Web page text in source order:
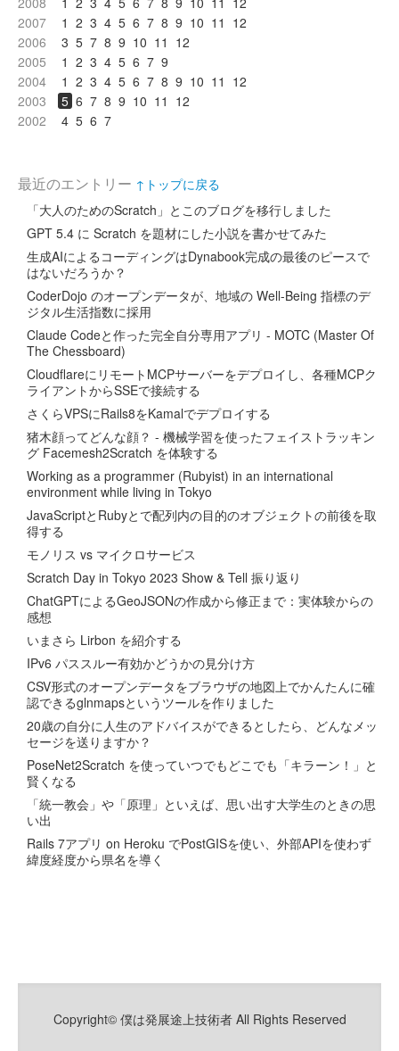
2007
1 2 3 4 5 6 7 8 9 10 11 12
2006
3 5 7 8 9 10 11 12
2005
1 2 3 4 5 6 7 9
2004
1 2 3 4 5 6 7 8 9 10 11 12
2003
5 6 7 8 9 10 11 12
2002
4 5 6 7
最近のエントリー ↑トップに戻る
「大人のためのScratch」とこのブログを移行しました
GPT 5.4 に Scratch を題材にした小説を書かせてみた
生成AIによるコーディングはDynabook完成の最後のピースで
はないだろうか？
CoderDojo のオープンデータが、地域の Well-Being 指標のデ
ジタル生活指数に採用
Claude Codeと作った完全自分専用アプリ - MOTC (Master Of
The Chessboard)
CloudflareにリモートMCPサーバーをデプロイし、各種MCPク
ライアントからSSEで接続する
さくらVPSにRails8をKamalでデプロイする
猪木顔ってどんな顔？ - 機械学習を使ったフェイストラッキン
グ Facemesh2Scratch を体験する
Working as a programmer (Rubyist) in an international
environment while living in Tokyo
JavaScriptとRubyとで配列内の目的のオブジェクトの前後を取
得する
モノリス vs マイクロサービス
Scratch Day in Tokyo 2023 Show & Tell 振り返り
ChatGPTによるGeoJSONの作成から修正まで：実体験からの
感想
いまさら Lirbon を紹介する
IPv6 パススルー有効かどうかの見分け方
CSV形式のオープンデータをブラウザの地図上でかんたんに確
認できるglnmapsというツールを作りました
20歳の自分に人生のアドバイスができるとしたら、どんなメッ
セージを送りますか？
PoseNet2Scratch を使っていつでもどこでも「キラーン！」と
賢くなる
「統一教会」や「原理」といえば、思い出す大学生のときの思
い出
Rails 7アプリ on Heroku でPostGISを使い、外部APIを使わず
緯度経度から県名を導く
Copyright© 僕は発展途上技術者 All Rights Reserved